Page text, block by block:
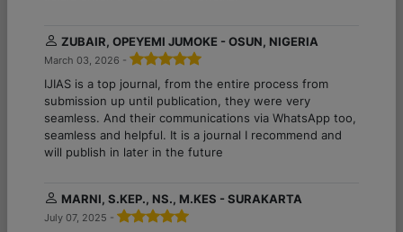
ZUBAIR, OPEYEMI JUMOKE - OSUN, NIGERIA
March 03, 2026 -
IJIAS is a top journal, from the entire process from
submission up until publication, they were very
seamless. And their communications via WhatsApp too,
seamless and helpful. It is a journal I recommend and
will publish in later in the future
MARNI, S.KEP., NS., M.KES - SURAKARTA
July 07, 2025 -